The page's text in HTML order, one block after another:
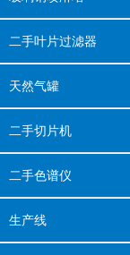
二手叶片过滤器
天然气罐
二手切片机
二手色谱仪
生产线